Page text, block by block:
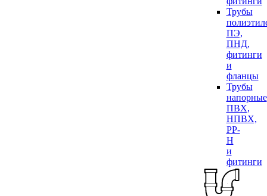
Трубы
ПЭ,
ПНД,
фитинги
и
фланцы
Трубы
напорные
ПВХ,
НПВХ,
PP-
H
и
фитинги